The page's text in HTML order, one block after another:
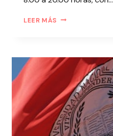
LEER MÁS